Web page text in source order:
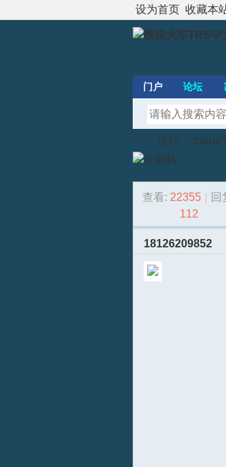
设为首页 收藏本
门户 论坛
模»
论坛
›
trainz
查看: 22355
回
112
18126209852